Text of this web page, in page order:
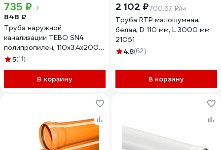
735 ₽
848 ₽
Труба наружной
канализации TEBO SN4
полипропилен, 110x3.4x2000
мм 041010106
5(11)
В корзину
2 102 ₽700.67 ₽/м
Труба RTP малошумная,
белая, D 110 мм, L 3000 мм
21051
4.8(62)
В корзину